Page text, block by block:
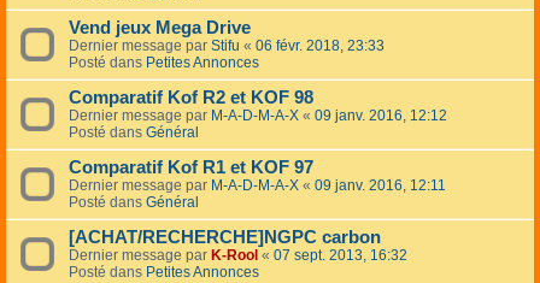
Vend jeux Mega Drive
Dernier message par Stifu « 06 févr. 2018, 23:33
Posté dans Petites Annonces
Comparatif Kof R2 et KOF 98
Dernier message par M-A-D-M-A-X « 09 janv. 2016, 12:12
Posté dans Général
Comparatif Kof R1 et KOF 97
Dernier message par M-A-D-M-A-X « 09 janv. 2016, 12:11
Posté dans Général
[ACHAT/RECHERCHE]NGPC carbon
Dernier message par K-Rool « 07 sept. 2013, 16:32
Posté dans Petites Annonces